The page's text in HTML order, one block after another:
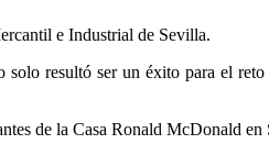
e Industrial de Sevilla.
solo resultó ser un éxito para el
de la Casa Ronald McDonald en